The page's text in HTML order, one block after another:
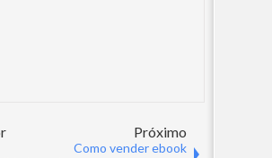
Próximo
Como vender ebook